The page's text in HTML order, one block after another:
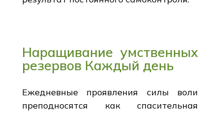
Наращивание умственных
резервов Каждый день
Ежедневные проявления силы воли
преподносятся как спасительная